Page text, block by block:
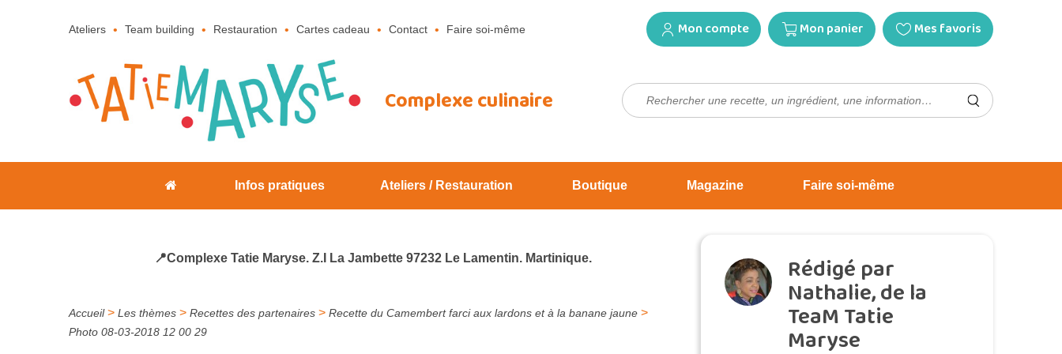
Ateliers Team building Restauration Cartes cadeau Contact Faire soi-même Mon compte Mon panier Mes favoris
Complexe culinaire Rechercher :
Infos pratiques Ateliers / Restauration Boutique Magazine Faire soi-même
📍Complexe Tatie Maryse. Z.I La Jambette 97232 Le Lamentin. Martinique.
Accueil> Les thèmes > Recettes des partenaires > Recette du Camembert farci aux lardons et à la banane jaune >
Photo 08-03-2018 12 00 29
Rédigé par
Nathalie, de la
TeaM Tatie
Maryse